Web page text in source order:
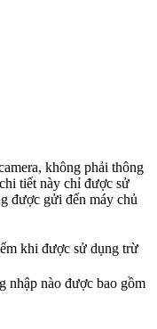
không phải thông
tiết này chỉ được sử
được gửi đến máy chủ
khi được sử dụng trừ
nhập nào được bao gồm